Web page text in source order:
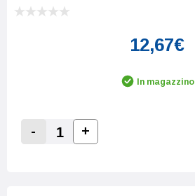
12,67€
In magazzino
Decrease Quantity:
-
Increase Quantity:
+